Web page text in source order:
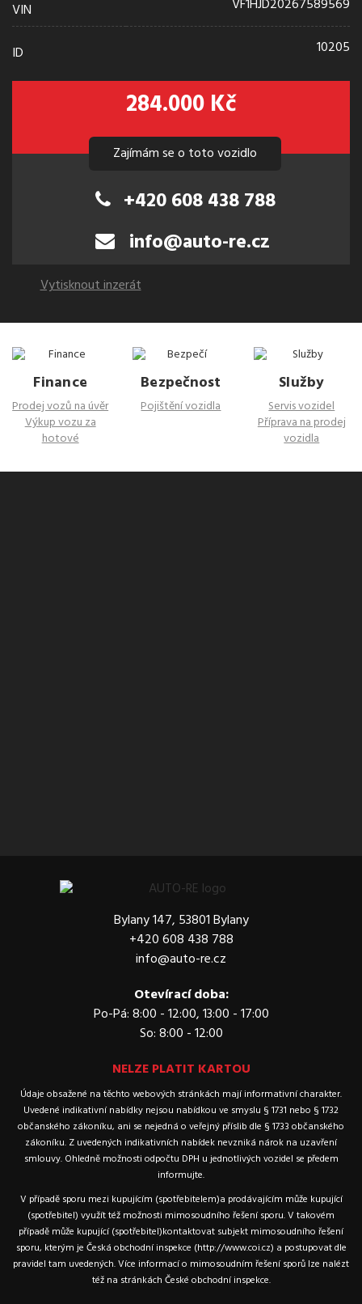
VIN VF1HJD20267589569
ID 10205
284.000 Kč
Zajímám se o toto vozidlo
+420 608 438 788
info@auto-re.cz
Vytisknout inzerát
Finance
Prodej vozů na úvěr
Výkup vozu za
hotové
Bezpečnost
Pojištění vozidla
Služby
Servis vozidel
Příprava na prodej
vozidla
Bylany 147, 53801 Bylany
+420 608 438 788
info@auto-re.cz
Otevírací doba:
Po-Pá: 8:00 - 12:00, 13:00 - 17:00
So: 8:00 - 12:00
NELZE PLATIT KARTOU
Údaje obsažené na těchto webových stránkách mají informativní charakter.
Uvedené indikativní nabídky nejsou nabídkou ve smyslu § 1731 nebo § 1732
občanského zákoníku, ani se nejedná o veřejný příslib dle § 1733 občanského
zákoníku. Z uvedených indikativních nabídek nevzniká nárok na uzavření
smlouvy. Ohledně možnosti odpočtu DPH u jednotlivých vozidel se předem
informujte.
V případě sporu mezi kupujícím (spotřebitelem)a prodávajícím může kupující
(spotřebitel) využít též možnosti mimosoudního řešení sporu. V takovém
případě může kupující (spotřebitel)kontaktovat subjekt mimosoudního řešení
sporu, kterým je Česká obchodní inspekce (http://www.coi.cz) a postupovat dle
pravidel tam uvedených. Více informací o mimosoudním řešení sporů lze nalézt
též na stránkách České obchodní inspekce.